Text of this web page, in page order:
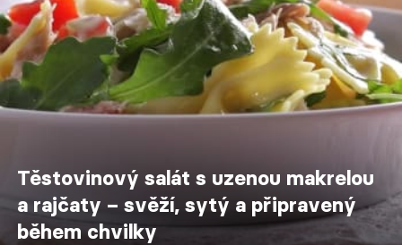
Těstovinový salát s uzenou makrelou
a rajčaty – svěží, sytý a připravený
během chvilky